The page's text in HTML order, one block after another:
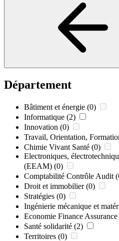
Département
Bâtiment et énergie (0)
Informatique (2)
Innovation (0)
Travail, Orientation,
Chimie Vivant Santé (0)
Electroniques,
(EEAM) (0)
Comptabilité Contrôle Audit
Droit et immobilier (0)
Stratégies (0)
Ingénierie mécanique et
Economie Finance
Santé solidarité (2)
Territoires (0)